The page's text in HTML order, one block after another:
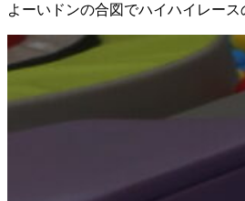
よーいドンの合図でハイハイレース